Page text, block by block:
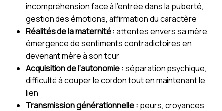
incompréhension face à l’entrée dans la puberté,
gestion des émotions, affirmation du caractère
Réalités de la maternité :attentes envers sa mère,
émergence de sentiments contradictoires en
devenant mère à son tour
Acquisition de l’autonomie :séparation psychique,
difficulté à couper le cordon tout en maintenant le
lien
Transmission générationnelle : peurs, croyances